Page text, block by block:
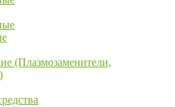
(Плазмозаменители,